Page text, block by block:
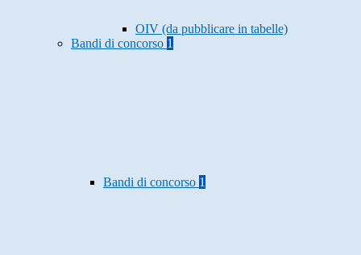
OIV (da pubblicare in tabelle)
Bandi di concorso 1
Bandi di concorso 1